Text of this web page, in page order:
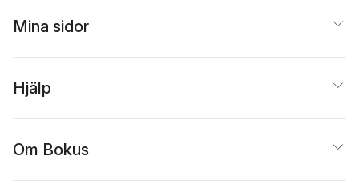
Mina sidor
Hjälp
Om Bokus